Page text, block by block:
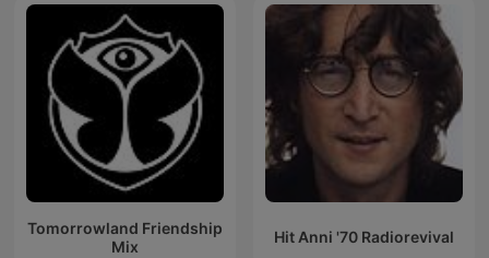
Tomorrowland Friendship
Mix
Hit Anni '70 Radiorevival